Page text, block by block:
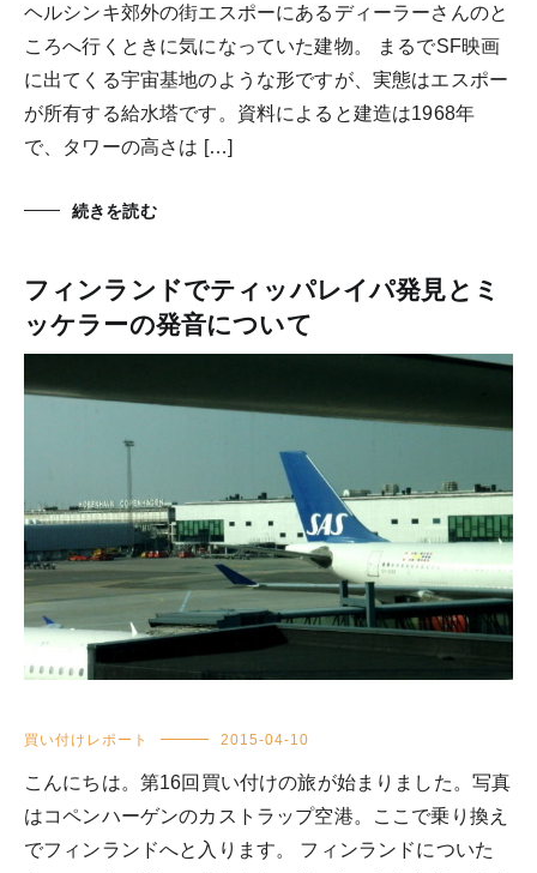
ヘルシンキ郊外の街エスポーにあるディーラーさんのと
ころへ行くときに気になっていた建物。 まるでSF映画
に出てくる宇宙基地のような形ですが、実態はエスポー
が所有する給水塔です。資料によると建造は1968年
で、タワーの高さは […]
続きを読む
フィンランドでティッパレイパ発見とミ
ッケラーの発音について
買い付けレポート 2015-04-10
こんにちは。第16回買い付けの旅が始まりました。写真
はコペンハーゲンのカストラップ空港。ここで乗り換え
でフィンランドへと入ります。 フィンランドについた